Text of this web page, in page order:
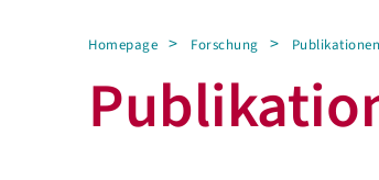
Homepage Forschung Publikationen